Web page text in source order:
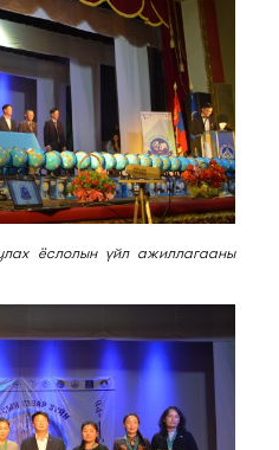
ёслолын үйл ажиллагааны